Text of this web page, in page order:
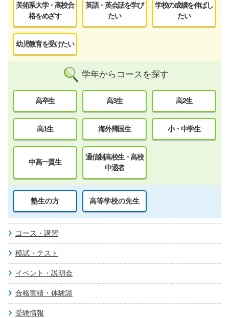
美術系大学・高校合
格をめざす
英語・英会話を学び
たい
学校の成績を伸ばし
たい
幼児教育を受けたい
学年からコースを探す
高卒生 高3生 高2生
高1生 海外帰国生 小・中学生
中高一貫生
通信制高校生・高校
中退者
塾生の方 高等学校の先生
コース・講習
模試・テスト
イベント・説明会
合格実績・体験談
受験情報